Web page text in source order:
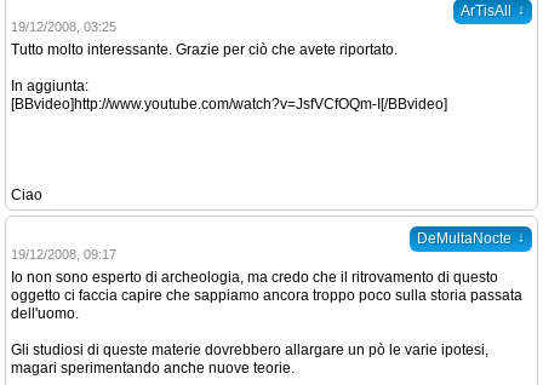
ArTisAll ↓
19/12/2008, 03:25
Tutto molto interessante. Grazie per ciò che avete riportato.
In aggiunta:
[BBvideo]http://www.youtube.com/watch?v=JsfVCfOQm-I[/BBvideo]
Ciao
DeMultaNocte ↓
19/12/2008, 09:17
Io non sono esperto di archeologia, ma credo che il ritrovamento di questo
oggetto ci faccia capire che sappiamo ancora troppo poco sulla storia passata
dell'uomo.
Gli studiosi di queste materie dovrebbero allargare un pò le varie ipotesi,
magari sperimentando anche nuove teorie.